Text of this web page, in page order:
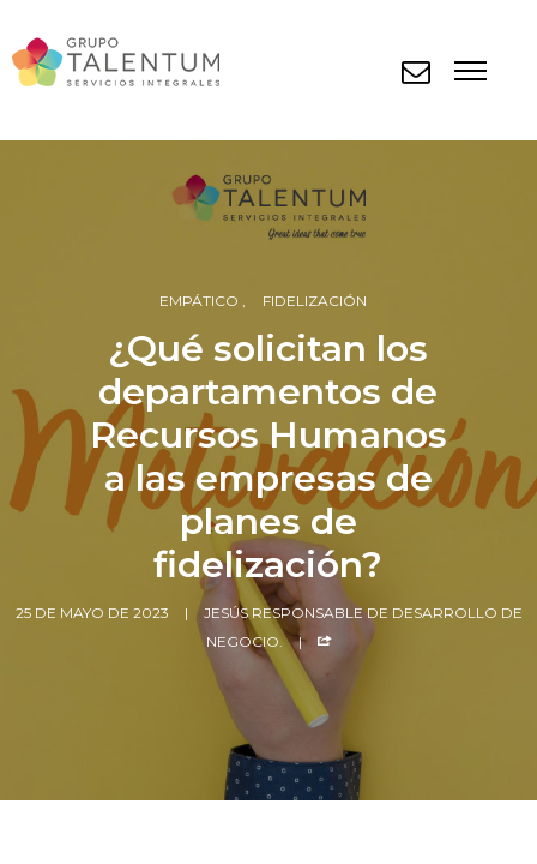
EMPÁTICO FIDELIZACIÓN
¿Qué solicitan los
departamentos de
Recursos Humanos
a las empresas de
planes de
fidelización?
25 DE MAYO DE 2023
JESÚS RESPONSABLE DE DESARROLLO DE
NEGOCIO.